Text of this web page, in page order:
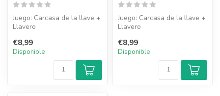
Juego: Carcasa de la llave +
Llavero
€8,99
Disponible
Juego: Carcasa de la llave +
Llavero
€8,99
Disponible